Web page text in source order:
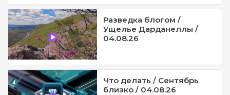
Разведка блогом /
Ущелье Дарданеллы /
04.08.26
Что делать / Сентябрь
близко / 04.08.26